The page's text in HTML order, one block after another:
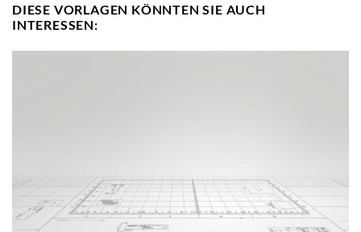
DIESE VORLAGEN KÖNNTEN SIE AUCH
INTERESSEN: